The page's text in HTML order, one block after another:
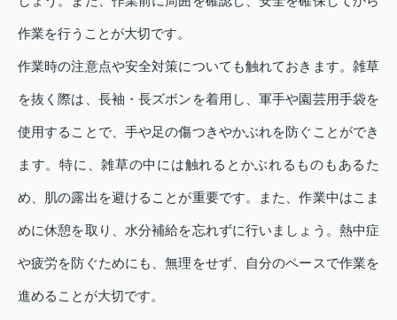
作業を行うことが大切です。
作業時の注意点や安全対策についても触れておきます。雑草
を抜く際は、長袖・長ズボンを着用し、軍手や園芸用手袋を
使用することで、手や足の傷つきやかぶれを防ぐことができ
ます。特に、雑草の中には触れるとかぶれるものもあるた
め、肌の露出を避けることが重要です。また、作業中はこま
めに休憩を取り、水分補給を忘れずに行いましょう。熱中症
や疲労を防ぐためにも、無理をせず、自分のペースで作業を
進めることが大切です。